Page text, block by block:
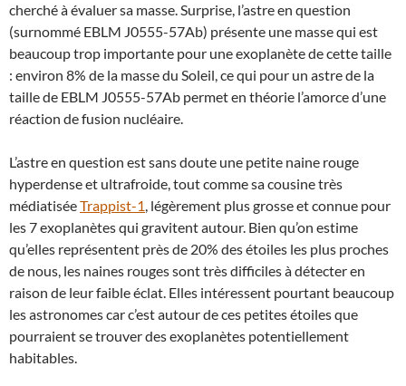
cherché à évaluer sa masse. Surprise, l’astre en question
(surnommé EBLM J0555-57Ab) présente une masse qui est
beaucoup trop importante pour une exoplanète de cette taille
: environ 8% de la masse du Soleil, ce qui pour un astre de la
taille de EBLM J0555-57Ab permet en théorie l’amorce d’une
réaction de fusion nucléaire.
L’astre en question est sans doute une petite naine rouge
hyperdense et ultrafroide, tout comme sa cousine très
médiatiséeTrappist-1, légèrement plus grosse et connue pour
les 7 exoplanètes qui gravitent autour. Bien qu’on estime
qu’elles représentent près de 20% des étoiles les plus proches
de nous, les naines rouges sont très difficiles à détecter en
raison de leur faible éclat. Elles intéressent pourtant beaucoup
les astronomes car c’est autour de ces petites étoiles que
pourraient se trouver des exoplanètes potentiellement
habitables.